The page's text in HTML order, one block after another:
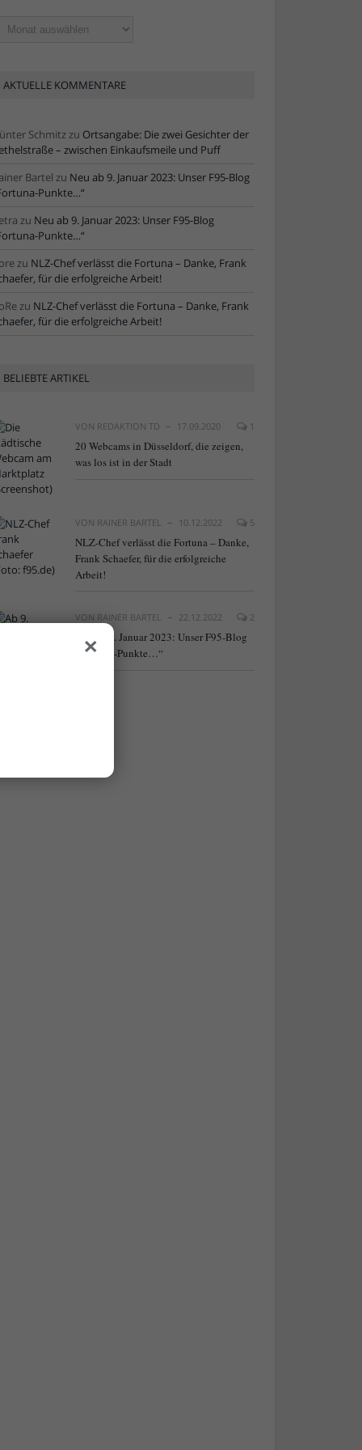
AKTUELLE KOMMENTARE
Schmitzzu Ortsangabe: Die zwei Gesichter der
– zwischen Einkaufsmeile und Puff
Bartel zu Neu ab 9. Januar 2023: Unser F95-Blog
Punkte…“
zu Neu ab 9. Januar 2023: Unser F95-Blog
Punkte…“
zu NLZ-Chef verlässt die Fortuna – Danke, Frank
für die erfolgreiche Arbeit!
zu NLZ-Chef verlässt die Fortuna – Danke, Frank
für die erfolgreiche Arbeit!
BELIEBTE ARTIKEL
VON REDAKTION TD 17.09.2020 1
20 Webcams in Düsseldorf, die zeigen,
was los ist in der Stadt
VON RAINER BARTEL 10.12.2022 5
NLZ-Chef verlässt die Fortuna – Danke,
Frank Schaefer, für die erfolgreiche
Arbeit!
VON RAINER BARTEL 22.12.2022 2
Neu ab 9. Januar 2023: Unser F95-Blog
„Fortuna-Punkte…“
×